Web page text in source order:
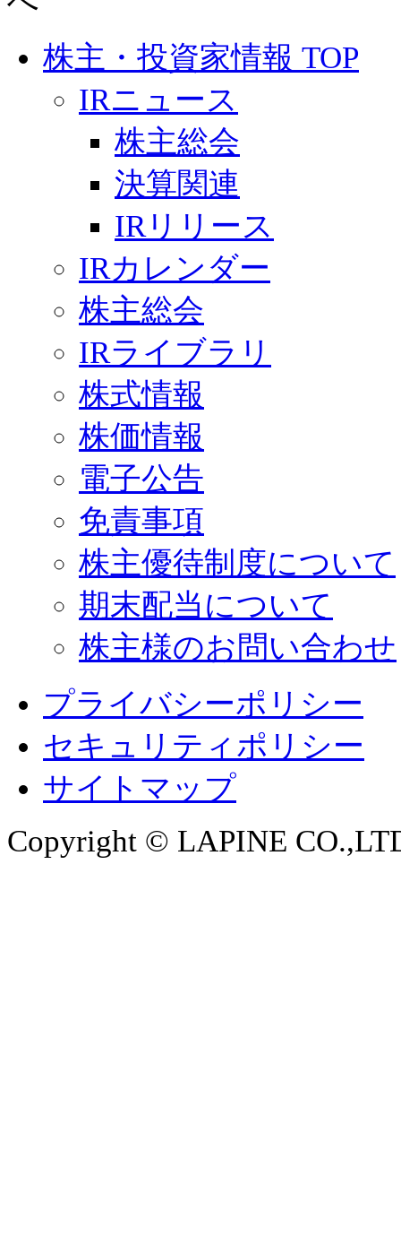
株主・投資家情報 TOP
IRニュース
株主総会
決算関連
IRリリース
IRカレンダー
株主総会
IRライブラリ
株式情報
株価情報
電子公告
免責事項
株主優待制度について
期末配当について
株主様のお問い合わせ
プライバシーポリシー
セキュリティポリシー
サイトマップ
Copyright © LAPINE